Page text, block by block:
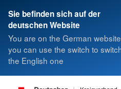
Sie befinden sich auf der
deutschen Website
You are on the German
you can use the switch to
the English one